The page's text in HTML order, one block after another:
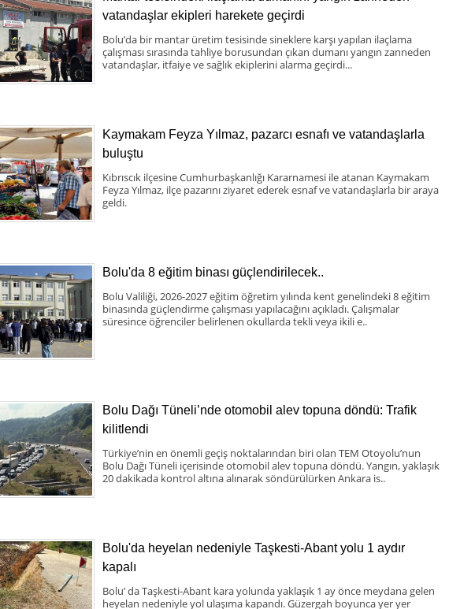
vatandaşlar ekipleri harekete geçirdi
Bolu’da bir mantar üretim tesisinde sineklere karşı yapılan ilaçlama
çalışması sırasında tahliye borusundan çıkan dumanı yangın zanneden
vatandaşlar, itfaiye ve sağlık ekiplerini alarma geçirdi...
Kaymakam Feyza Yılmaz, pazarcı esnafı ve vatandaşlarla
buluştu
Kıbrıscık ilçesine Cumhurbaşkanlığı Kararnamesi ile atanan Kaymakam
Feyza Yılmaz, ilçe pazarını ziyaret ederek esnaf ve vatandaşlarla bir araya
geldi.
Bolu'da 8 eğitim binası güçlendirilecek..
Bolu Valiliği, 2026-2027 eğitim öğretim yılında kent genelindeki 8 eğitim
binasında güçlendirme çalışması yapılacağını açıkladı. Çalışmalar
süresince öğrenciler belirlenen okullarda tekli veya ikili e..
Bolu Dağı Tüneli’nde otomobil alev topuna döndü: Trafik
kilitlendi
Türkiye’nin en önemli geçiş noktalarından biri olan TEM Otoyolu’nun
Bolu Dağı Tüneli içerisinde otomobil alev topuna döndü. Yangın, yaklaşık
20 dakikada kontrol altına alınarak söndürülürken Ankara is..
Bolu'da heyelan nedeniyle Taşkesti-Abant yolu 1 aydır
kapalı
Bolu’ da Taşkesti-Abant kara yolunda yaklaşık 1 ay önce meydana gelen
heyelan nedeniyle yol ulaşıma kapandı. Güzergah boyunca yer yer